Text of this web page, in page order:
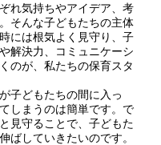
れ気持ちやアイデア、考
そんな子どもたちの主体
には根気よく見守り、子
解決力、コミュニケーシ
のが、私たちの保育スタ
子どもたちの間に入っ
しまうのは簡単です。で
見守ることで、子どもた
ばしていきたいのです。